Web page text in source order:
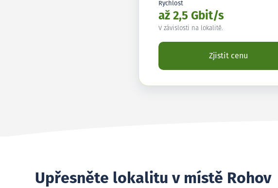
Rychlost
až 2,5 Gbit/s
V závislosti na lokalitě.
Zjistit cenu
Upřesněte lokalitu v místě Rohov